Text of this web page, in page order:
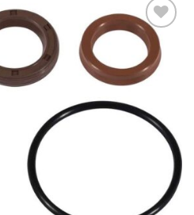
AJOUTER
À LA
LISTE